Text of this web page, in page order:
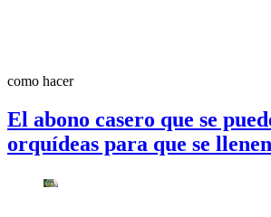
como hacer
El abono casero que se
orquídeas para que se